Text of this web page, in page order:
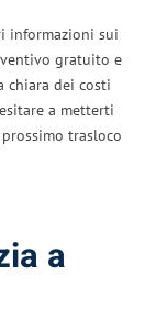
informazioni sui
gratuito e
chiara dei costi
a metterti
trasloco
a